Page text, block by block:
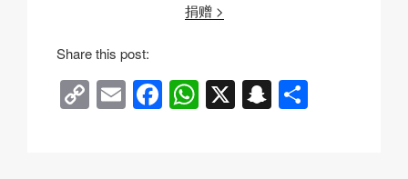
捐赠 >
Share this post:
C
o
E
m
F
a
W
h
X S
n